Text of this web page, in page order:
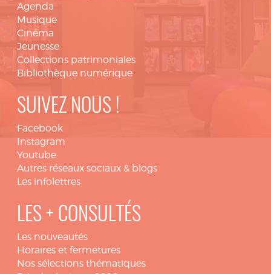
Agenda
Musique
Cinéma
Jeunesse
Collections patrimoniales
Bibliothèque numérique
SUIVEZ NOUS !
Facebook
Instagram
Youtube
Autres réseaux sociaux & blogs
Les infolettres
LES + CONSULTÉS
Les nouveautés
Horaires et fermetures
Nos sélections thématiques